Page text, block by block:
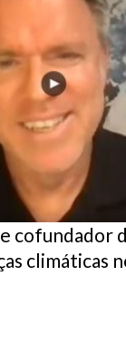
cofundador
climáticas